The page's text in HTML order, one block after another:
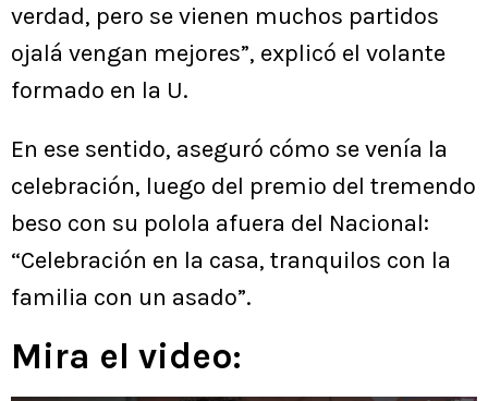
verdad, pero se vienen muchos partidos
ojalá vengan mejores”, explicó el volante
formado en la U.
En ese sentido, aseguró cómo se venía la
celebración, luego del premio del tremendo
beso con su polola afuera del Nacional:
“Celebración en la casa, tranquilos con la
familia con un asado”.
Mira el video: